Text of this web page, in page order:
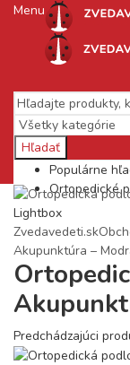
Menu
Hľadať
Populárne
Ortopedické
Lightbox
Zvedavedeti.sk
Akupunktúra –
Predchádzajúci